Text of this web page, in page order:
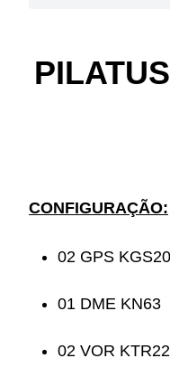
CONFIGURAÇÃO:
02 GPS
01 DME KN63
02 VOR